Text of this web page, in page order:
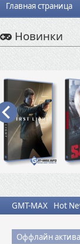
Главная страница
Новинки
GMT-MAX Hot
Оффлайн